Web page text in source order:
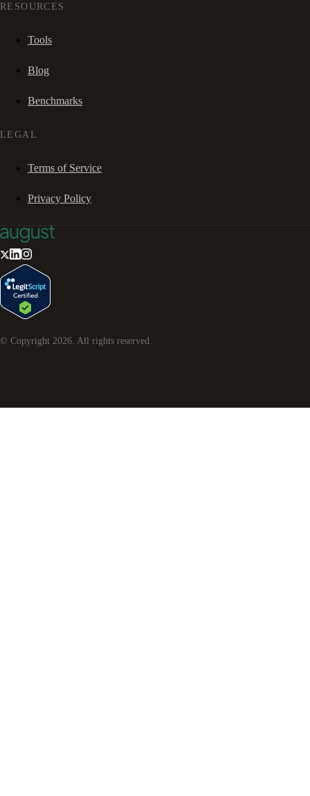
RESOURCES
Tools
Blog
Benchmarks
LEGAL
Terms of Service
Privacy Policy
© Copyright 2026 . All rights reserved.